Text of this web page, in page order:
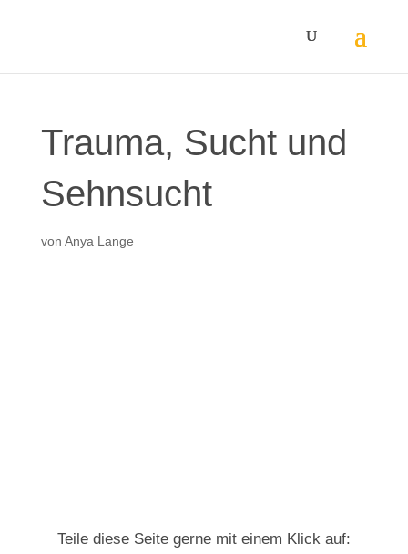
Trauma, Sucht und
Sehnsucht
von Anya Lange
Teile diese Seite gerne mit einem Klick auf: